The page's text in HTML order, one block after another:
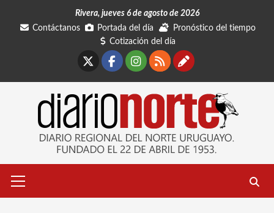
Rivera, jueves 6 de agosto de 2026
Contáctanos
Portada del día
Pronóstico del tiempo
Cotización del día
Facebook
Instagram
RSSContáctanos
primario